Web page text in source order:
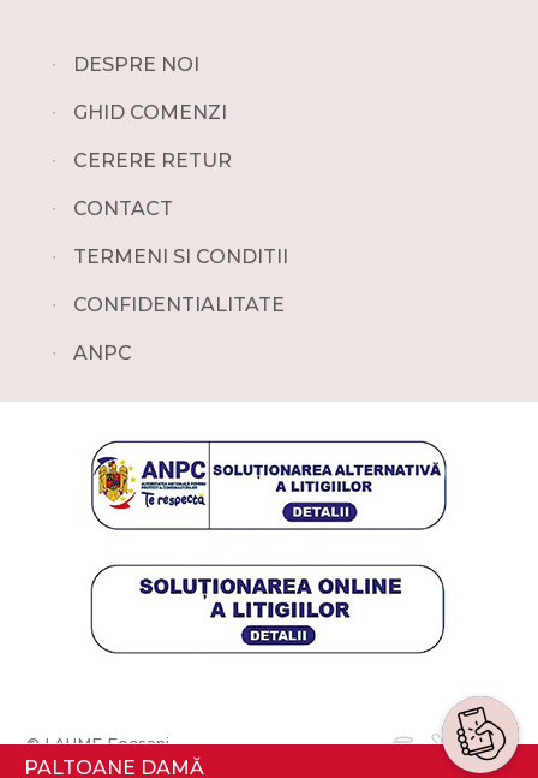
∙ DESPRE NOI
∙ GHID COMENZI
∙ CERERE RETUR
∙ CONTACT
∙ TERMENI SI CONDITII
∙ CONFIDENTIALITATE
∙ ANPC
© LAUME Focsani
PALTOANE DAMĂ